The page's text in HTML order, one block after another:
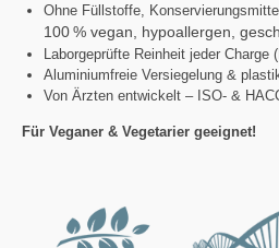
Ohne Füllstoffe,
100 % vegan, hypoallergen,
Laborgeprüfte Reinheit jeder Charge
Aluminiumfreie Versiegelung &
Von Ärzten entwickelt – ISO- &
Für Veganer & Vegetarier geeignet!